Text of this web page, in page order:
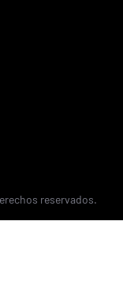
reservados.